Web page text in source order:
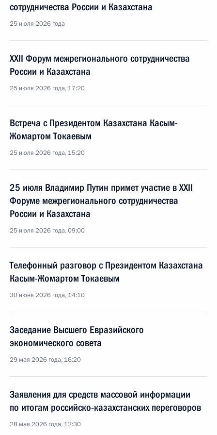
сотрудничества России и Казахстана
25 июля 2026 года
XXII Форум межрегионального сотрудничества
России и Казахстана
25 июля 2026 года, 17:20
Встреча с Президентом Казахстана Касым-
Жомартом Токаевым
25 июля 2026 года, 15:20
25 июля Владимир Путин примет участие в XXII
Форуме межрегионального сотрудничества
России и Казахстана
25 июля 2026 года, 09:00
Телефонный разговор с Президентом Казахстана
Касым-Жомартом Токаевым
30 июня 2026 года, 14:10
Заседание Высшего Евразийского
экономического совета
29 мая 2026 года, 16:20
Заявления для средств массовой информации
по итогам российско-казахстанских переговоров
28 мая 2026 года, 12:30